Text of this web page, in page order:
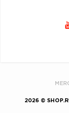
2026 ©